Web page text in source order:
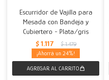
Escurridor de Vajilla para
Mesada con Bandeja y
Cubiertero - Plata/gris
$ 1.117 $ 1.479
24